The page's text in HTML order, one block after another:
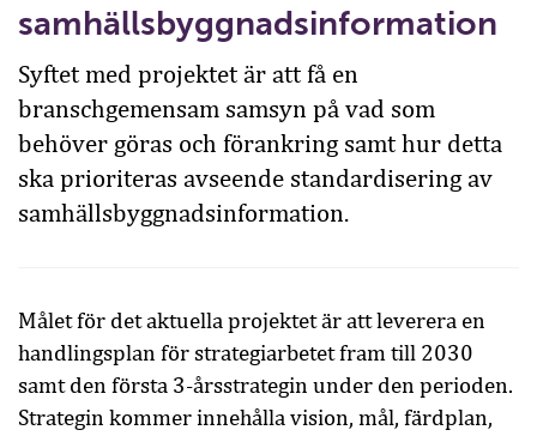
samhällsbyggnadsinformation
Syftet med projektet är att få en
branschgemensam samsyn på vad som
behöver göras och förankring samt hur detta
ska prioriteras avseende standardisering av
samhällsbyggnadsinformation.
Målet för det aktuella projektet är att leverera en
handlingsplan för strategiarbetet fram till 2030
samt den första 3-årsstrategin under den perioden.
Strategin kommer innehålla vision, mål, färdplan,